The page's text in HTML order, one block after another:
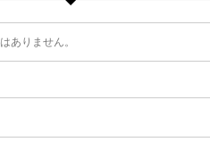
ありません。